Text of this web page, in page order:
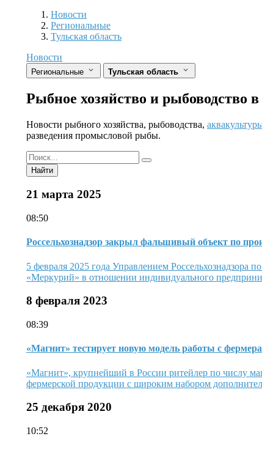
Разделы
Новости
Региональные
Тульская область
Новости
Региональные Тульская область
Рыбное хозяйство и рыбоводство
Новости рыбного хозяйства, рыбоводства,
разведения промысловой рыбы.
Найти
21 марта 2025
08:50
Россельхознадзор закрыл фальшивый объект по
5 февраля 2025 года Управлением Россельхознадзора
«Меркурий» в отношении индивидуального
8 февраля 2023
08:39
«Магнит» тестирует новую модель работы с
«Магнит», крупнейший в России ритейлер по числу
фермерской продукции с широким набором
25 декабря 2020
10:52